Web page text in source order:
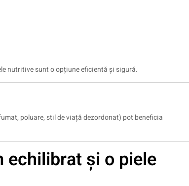
nutritive sunt o opțiune eficientă și sigură.
poluare, stil de viață dezordonat) pot beneficia
echilibrat și o piele